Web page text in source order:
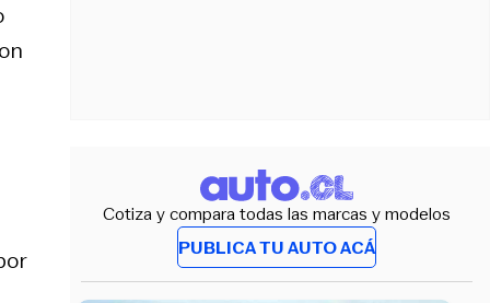
Cotiza y compara todas las marcas y modelos
PUBLICA TU AUTO ACÁ